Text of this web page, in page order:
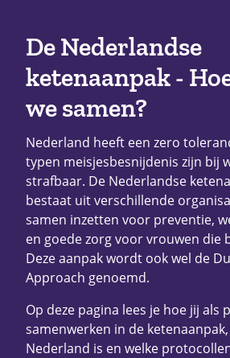
De Nederlandse
ketenaanpak -
we samen?
Nederland heeft een zero
typen meisjesbesnijdenis zijn bij
strafbaar. De Nederlandse
bestaat uit verschillende
samen inzetten voor preventie,
en goede zorg voor vrouwen die
Deze aanpak wordt ook wel de
Approach genoemd.
Op deze pagina lees je hoe jij als
samenwerken in de
Nederland is en welke